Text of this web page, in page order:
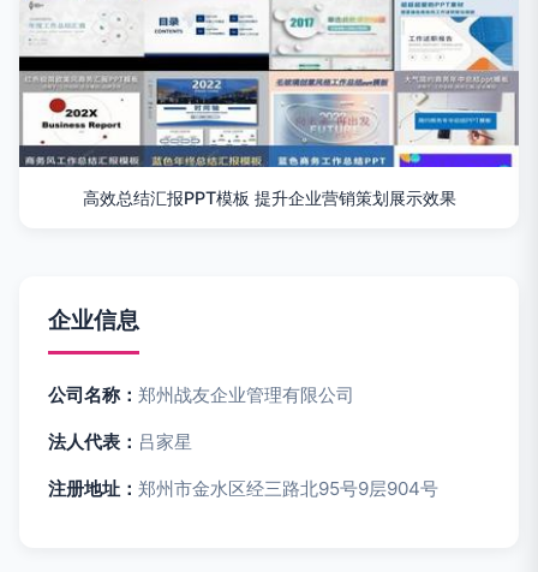
高效总结汇报PPT模板 提升企业营销策划展示效果
企业信息
公司名称： 郑州战友企业管理有限公司
法人代表： 吕家星
注册地址： 郑州市金水区经三路北95号9层904号